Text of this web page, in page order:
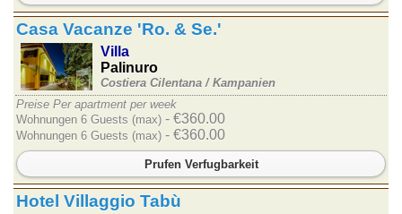
Casa Vacanze 'Ro. & Se.'
Villa
Palinuro
Costiera Cilentana / Kampanien
Preise Per apartment per week
Wohnungen 6 Guests (max) - €360.00
Wohnungen 6 Guests (max) - €360.00
Prufen Verfugbarkeit
Hotel Villaggio Tabù